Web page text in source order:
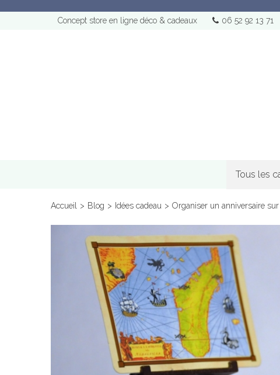
Concept store en ligne déco & cadeaux 06 52 92 13 71
Tous les
Accueil > Blog > Idées cadeau > Organiser un anniversaire